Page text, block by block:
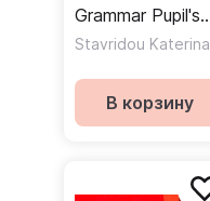
Grammar Pupil's
Book + CD /
грамматике
Stavridou Katerina
В корзину